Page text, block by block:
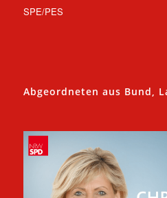
SPE/PES
Abgeordneten aus Bund,